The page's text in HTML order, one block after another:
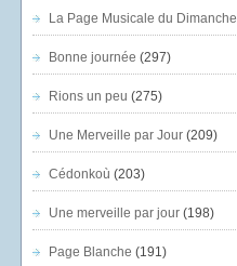
La Page Musicale du Dimanche
Bonne journée (297)
Rions un peu (275)
Une Merveille par Jour(209)
Cédonkoù (203)
Une merveille par jour(198)
Page Blanche (191)